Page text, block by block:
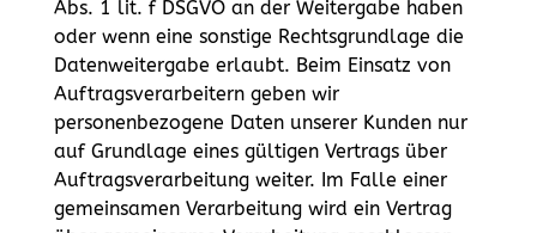
Abs. 1 lit. f DSGVO an der Weitergabe haben
oder wenn eine sonstige Rechtsgrundlage die
Datenweitergabe erlaubt. Beim Einsatz von
Auftragsverarbeitern geben wir
personenbezogene Daten unserer Kunden nur
auf Grundlage eines gültigen Vertrags über
Auftragsverarbeitung weiter. Im Falle einer
gemeinsamen Verarbeitung wird ein Vertrag